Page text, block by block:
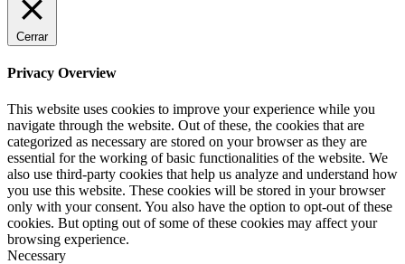
Cerrar
Privacy Overview
This website uses cookies to improve your experience while you
navigate through the website. Out of these, the cookies that are
categorized as necessary are stored on your browser as they are
essential for the working of basic functionalities of the website. We
also use third-party cookies that help us analyze and understand how
you use this website. These cookies will be stored in your browser
only with your consent. You also have the option to opt-out of these
cookies. But opting out of some of these cookies may affect your
browsing experience.
Necessary